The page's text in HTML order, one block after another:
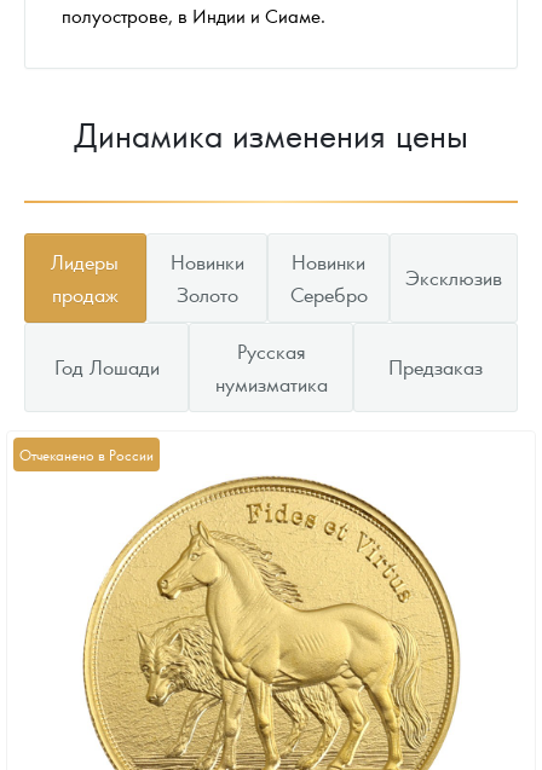
полуострове, в Индии и Сиаме.
Динамика изменения цены
Лидеры
продаж
Новинки
Золото
Новинки
Серебро
Эксклюзив
Год Лошади
Русская
нумизматика
Предзаказ
Отчеканено в России